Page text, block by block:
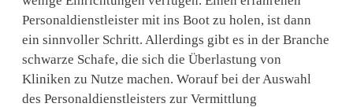
Dienstleister
Personaldienstleister mit ins Boot zu holen, ist dann
ein sinnvoller Schritt. Allerdings gibt es in der Branche
schwarze Schafe, die sich die Überlastung von
Kliniken zu Nutze machen. Worauf bei der Auswahl
des Personaldienstleisters zur Vermittlung